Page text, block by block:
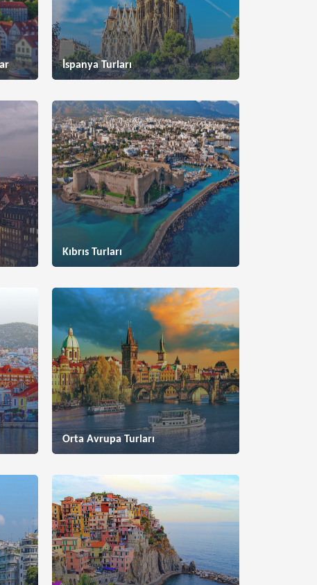
İspanya Turları
Kıbrıs Turları
Orta Avrupa Turları